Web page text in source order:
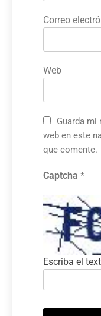
Correo
Web
Guarda
web en este
que comente.
Captcha *
Escriba el